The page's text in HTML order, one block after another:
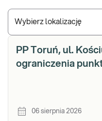
Wybierz lokalizację
PP Toruń, ul.
ograniczenia
06 sierpnia 2026